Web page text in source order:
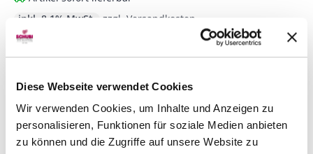
Diese Webseite verwendet Cookies
Wir verwenden Cookies, um Inhalte und Anzeigen zu
personalisieren, Funktionen für soziale Medien anbieten
zu können und die Zugriffe auf unsere Website zu
inkl. 8.1% MwSt.
zzgl. Versandkosten
In den Warenkorb